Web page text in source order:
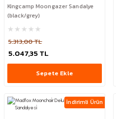
Kingcamp Moongazer Sandalye
(black/grey)
5.313,00 TL
5.047,35 TL
Sepete Ekle
İndirimli Ürün